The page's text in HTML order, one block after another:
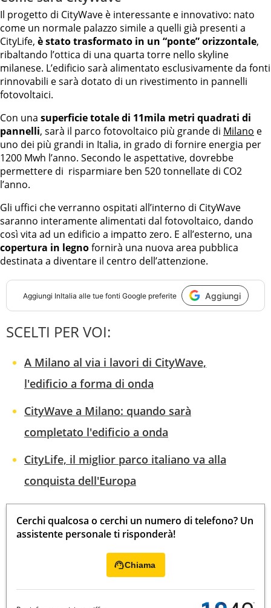
Il progetto di CityWave è interessante e innovativo: nato
come un normale palazzo simile a quelli già presenti a
CityLife, è stato trasformato in un “ponte” orizzontale,
ribaltando l’ottica di una quarta torre nello skyline
milanese. L’edificio sarà alimentato esclusivamente da fonti
rinnovabili e sarà dotato di un rivestimento in pannelli
fotovoltaici.
Con una superficie totale di 11mila metri quadrati di
pannelli, sarà il parco fotovoltaico più grande di Milano e
uno dei più grandi in Italia, in grado di fornire energia per
1200 Mwh l’anno. Secondo le aspettative, dovrebbe
permettere di risparmiare ben 520 tonnellate di CO2
l’anno.
Gli uffici che verranno ospitati all’interno di CityWave
saranno interamente alimentati dal fotovoltaico, dando
così vita ad un edificio a impatto zero. E all’esterno, una
copertura in legnofornirà una nuova area pubblica
destinata a diventare il centro dell’attenzione.
Aggiungi InItalia alle tue fonti Google preferite Aggiungi
SCELTI PER VOI:
A Milano al via i lavori di CityWave,
l'edificio a forma di onda
CityWave a Milano: quando sarà
completato l'edificio a onda
CityLife, il miglior parco italiano va alla
conquista dell'Europa
Cerchi qualcosa o cerchi un numero di telefono? Un
assistente personale ti risponderà!
Chiama